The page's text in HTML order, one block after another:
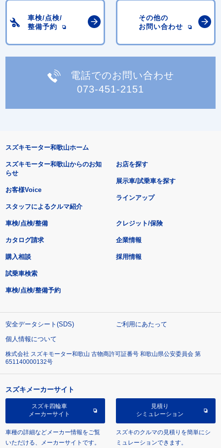
車検/点検/
整備予約
その他の
お問い合わせ
電話でのお問い合わせ
073-451-2151
スズキモーター和歌山ホーム
スズキモーター和歌山からのお知
らせ
お客様Voice
スタッフによるクルマ紹介
お店を探す
展示車/試乗車を探す
ラインアップ
車検/点検/整備 クレジット/保険
カタログ請求
購入相談
試乗車検索
車検/点検/整備予約
企業情報
採用情報
安全データシート(SDS)
ご利用にあたって
個人情報について
株式会社 スズキモーター和歌山 古物商許可証番号 和歌山県公安委員会 第
651140000132号
スズキメーカーサイト
スズキ四輪車
メーカーサイト
車種の詳細などメーカー情報をご覧
いただける、メーカーサイトです。
見積り
シミュレーション
スズキのクルマの見積りを簡単にシ
ミュレーションできます。